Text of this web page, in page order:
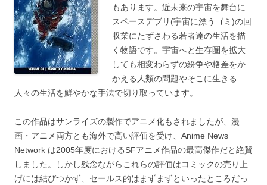
もあります。近未来の宇宙を舞台に
スペースデブリ(宇宙に漂うゴミ)の回
収業にたずさわる若者達の生活を描
く物語です。宇宙へと生存圏を拡大
しても相変わらずの紛争や格差をか
かえる人類の問題やそこに生きる
人々の生活を鮮やかな手法で切り取っています。
この作品はサンライズの製作でアニメ化もされましたが、漫
画・アニメ両方とも海外で高い評価を受け、Anime News
Network は2005年度におけるSFアニメ作品の最高傑作だと絶賛
しました。しかし残念ながらこれらの評価はコミックの売り上
げには結びつかず、セールス的はまずまずといったところだっ